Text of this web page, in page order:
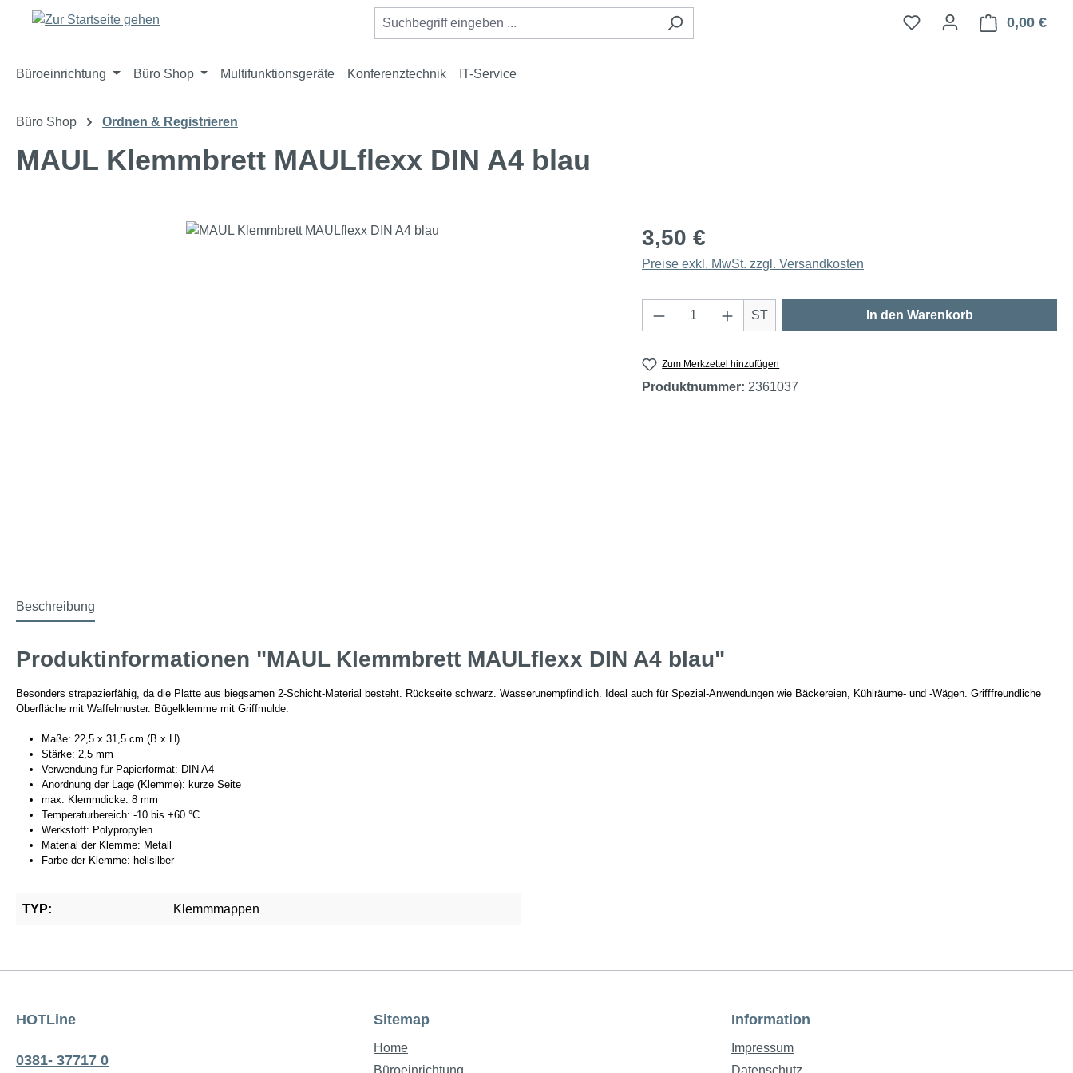
Hauptinhalt springen
Zur Suche springen
Zur Hauptnavigation springen 0,00 €
Büroeinrichtung Büro Shop Multifunktionsgeräte Konferenztechnik IT-Service
Büro Shop Ordnen & Registrieren
MAUL Klemmbrett MAULflexx DIN A4 blau
3,50 €
Preise exkl. MwSt. zzgl. Versandkosten
Produkt Anzahl: Gib den gewünschten Wert ein
ST In den Warenkorb
Zum Merkzettel hinzufügen
Produktnummer: 2361037
Beschreibung
Produktinformationen "MAUL Klemmbrett MAULflexx DIN A4 blau"
Besonders strapazierfähig, da die Platte aus biegsamen 2-Schicht-Material besteht. Rückseite schwarz. Wasserunempfindlich. Ideal auch für Spezial-Anwendungen wie Bäckereien, Kühlräume- und -Wägen. Grifffreundliche
Oberfläche mit Waffelmuster. Bügelklemme mit Griffmulde.
Maße: 22,5 x 31,5 cm (B x H)
Stärke: 2,5 mm
Verwendung für Papierformat: DIN A4
Anordnung der Lage (Klemme): kurze Seite
max. Klemmdicke: 8 mm
Temperaturbereich: -10 bis +60 °C
Werkstoff: Polypropylen
Material der Klemme: Metall
Farbe der Klemme: hellsilber
TYP: Klemmmappen
HOTLine
0381- 37717 0
Sitemap
Home
Büroeinrichtung
Information
Impressum
Datenschutz